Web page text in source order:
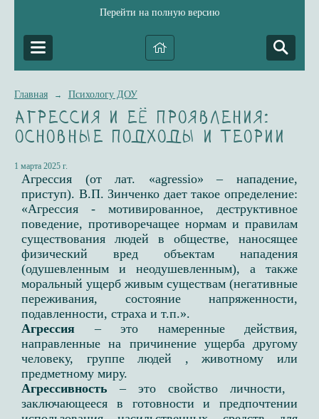
Перейти на полную версию
Главная → Психологу ДОУ
Агрессия и её проявления:
основные подходы и теории
1 марта 2025 г.
Агрессия (от лат. «agressio» – нападение,
приступ)​. В.П. Зинченко дает такое определение:
«Агрессия - мотивированное, деструктивное
поведение, противоречащее нормам и правилам
существования людей в обществе, наносящее
физический вред объектам нападения
(одушевленным и неодушевленным), а также
моральный ущерб живым существам (негативные
переживания, состояние напряженности,
подавленности, страха и т.п.».​
Агрессия – это намеренные действия,
направленные на причинение ущерба другому
человеку, группе людей , животному или
предметному миру. ​
Агрессивность– это свойство личности, ​
заключающееся в готовности и ​предпочтении